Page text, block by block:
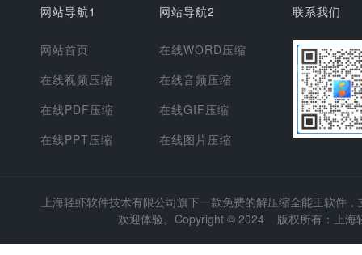
网站导航1
网站首页
在线视频压缩
在线PDF压缩
在线PPT压缩
网站导航2
在线WORD压缩
在线音频压缩
在线GIF压缩
在线图片压缩
联系我们
上海轻虾软件技术有限公司旗下一款免费的解压缩全能王软件
欢迎体验。Copyright © 2024 版权所有：上